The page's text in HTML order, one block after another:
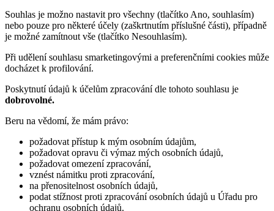
Souhlas je možno nastavit pro všechny (tlačítko Ano, souhlasím)
nebo pouze pro některé účely (zaškrtnutím příslušné části), případně
je možné zamítnout vše (tlačítko Nesouhlasím).
Při udělení souhlasu smarketingovými a preferenčními cookies může
docházet k profilování.
Poskytnutí údajů k účelům zpracování dle tohoto souhlasu je
dobrovolné.
Beru na vědomí, že mám právo:
požadovat přístup k mým osobním údajům,
požadovat opravu či výmaz mých osobních údajů,
požadovat omezení zpracování,
vznést námitku proti zpracování,
na přenositelnost osobních údajů,
podat stížnost proti zpracování osobních údajů u Úřadu pro
ochranu osobních údajů.